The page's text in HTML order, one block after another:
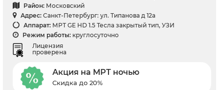
Район: Московский
Адрес: Санкт-Петербург: ул. Типанова д 12а
Аппарат: МРТ GE HD 1.5 Тесла закрытый тип, УЗИ
Режим работы: круглосуточно
Лицензия
проверена
Акция на МРТ ночью
Скидка до 20%